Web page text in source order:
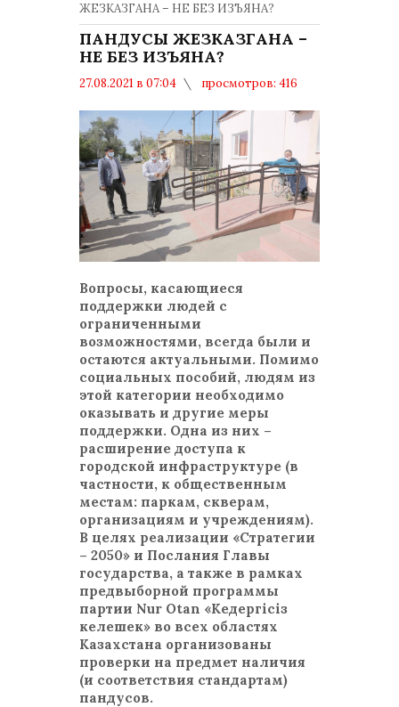
ЖЕЗКАЗГАНА – НЕ БЕЗ ИЗЪЯНА?
ПАНДУСЫ ЖЕЗКАЗГАНА –
НЕ БЕЗ ИЗЪЯНА?
27.08.2021 в 07:04
просмотров: 416
Вопросы, касающиеся
поддержки людей с
ограниченными
возможностями, всегда были и
остаются актуальными. Помимо
социальных пособий, людям из
этой категории необходимо
оказывать и другие меры
поддержки. Одна из них –
расширение доступа к
городской инфраструктуре (в
частности, к общественным
местам: паркам, скверам,
организациям и учреждениям).
В целях реализации «Стратегии
– 2050» и Послания Главы
государства, а также в рамках
предвыборной программы
партии Nur Otan «Кедергісіз
келешек» во всех областях
Казахстана организованы
проверки на предмет наличия
(и соответствия стандартам)
пандусов.